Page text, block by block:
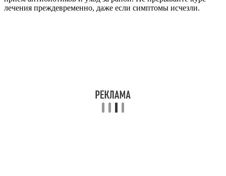
лечения преждевременно, даже если симптомы исчезли.